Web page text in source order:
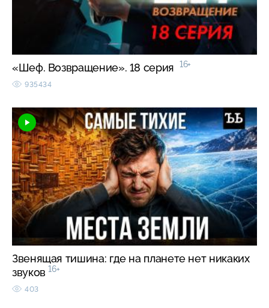
«Шеф. Возвращение». 18 серия 16+
935434
Звенящая тишина: где на планете нет никаких
звуков 16+
403